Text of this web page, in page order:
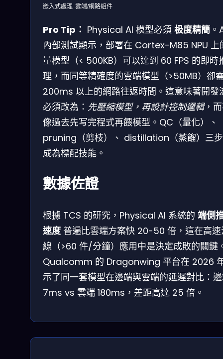
嵌入式處理 雲端/網路組件
Pro Tip： Physical AI 模型必須 极度精簡
內部測試顯示，部署在 Cortex-M85 NPU 上
量模型（< 500KB）可以達到 60 FPS 的即時
理，而同等精確度的雲端模型（>50MB）卻
200ms 以上的網路往返時間。這意味著開發
必須改為： 先壓縮模型，再設計控制邏輯，
像過去先写完程式再餵模型。QC（量化）、
pruning（剪枝）、 distillation（蒸餾）三
成為標配技能。
數據佐證
根據 TCS 的研究，Physical AI 系統的 端側
速度 普遍比雲端方案快 20-50 倍，這在高
線（>60 件/分鐘）應用中是決定成敗的關鍵
Qualcomm 的 Dragonwing 平台在 2026
示了同一套模型在邊端與雲端的延遲對比：
7ms vs 雲端 180ms，差距高達 25 倍。